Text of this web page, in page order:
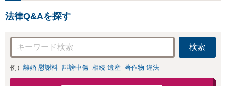
法律Q&Aを探す
検索
例） 離婚 慰謝料 誹謗中傷 相続 遺産 著作物 違法